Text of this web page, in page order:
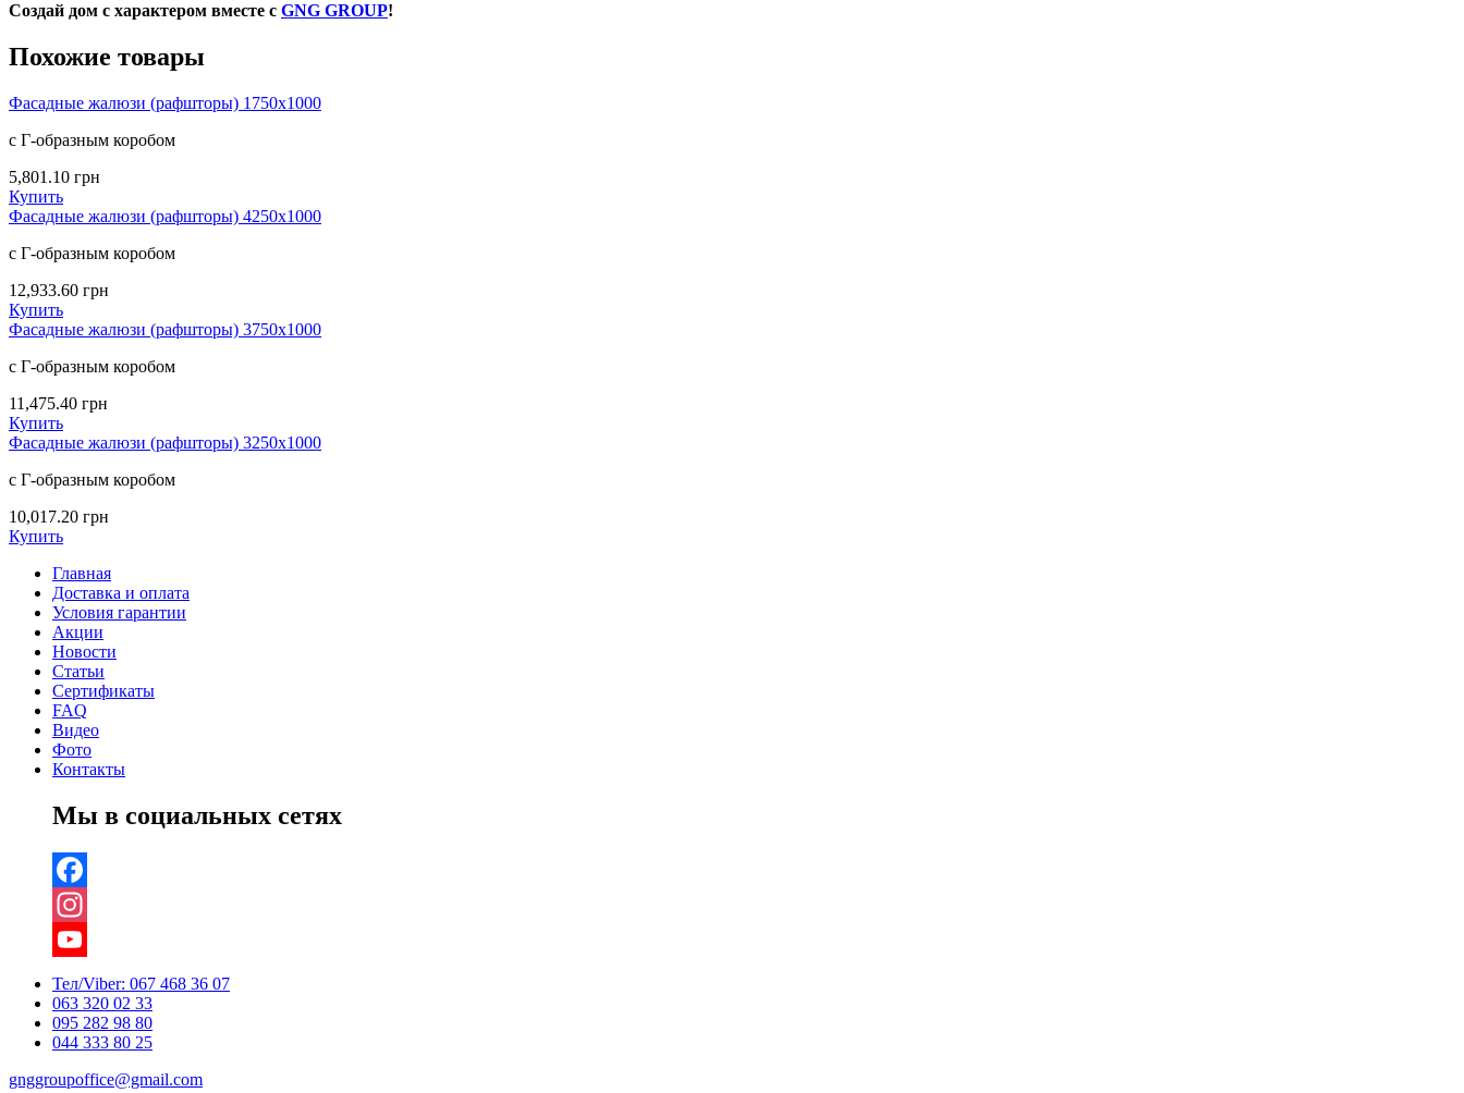
Создай дом с характером вместе с GNG GROUP!
Похожие товары
Фасадные жалюзи (рафшторы) 1750х1000
с Г-образным коробом
5,801.10 грн
Купить
Фасадные жалюзи (рафшторы) 4250х1000
с Г-образным коробом
12,933.60 грн
Купить
Фасадные жалюзи (рафшторы) 3750х1000
с Г-образным коробом
11,475.40 грн
Купить
Фасадные жалюзи (рафшторы) 3250х1000
с Г-образным коробом
10,017.20 грн
Купить
Главная
Доставка и оплата
Условия гарантии
Акции
Новости
Статьи
Сертификаты
FAQ
Видео
Фото
Контакты
Мы в социальных сетях
Facebook
Instagram
YouTube
Channel
Тел/Viber: 067 468 36 07
063 320 02 33
095 282 98 80
044 333 80 25
gnggroupoffice@gmail.com